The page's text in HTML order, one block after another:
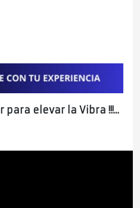
elevar la Vibra !!!...